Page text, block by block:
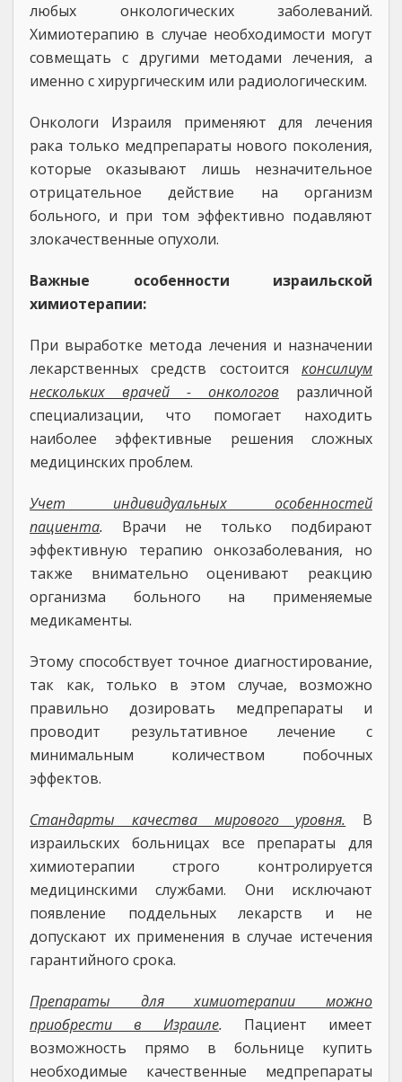
любых онкологических заболеваний.
Химиотерапию в случае необходимости могут
совмещать с другими методами лечения, а
именно с хирургическим или радиологическим.
Онкологи Израиля применяют для лечения
рака только медпрепараты нового поколения,
которые оказывают лишь незначительное
отрицательное действие на организм
больного, и при том эффективно подавляют
злокачественные опухоли.
Важные особенности израильской
химиотерапии:
При выработке метода лечения и назначении
лекарственных средств состоится консилиум
нескольких врачей - онкологов различной
специализации, что помогает находить
наиболее эффективные решения сложных
медицинских проблем.
Учет индивидуальных особенностей
пациента. Врачи не только подбирают
эффективную терапию онкозаболевания, но
также внимательно оценивают реакцию
организма больного на применяемые
медикаменты.
Этому способствует точное диагностирование,
так как, только в этом случае, возможно
правильно дозировать медпрепараты и
проводит результативное лечение с
минимальным количеством побочных
эффектов.
Стандарты качества мирового уровня.
В
израильских больницах все препараты для
химиотерапии строго контролируется
медицинскими службами. Они исключают
появление поддельных лекарств и не
допускают их применения в случае истечения
гарантийного срока.
Препараты для химиотерапии можно
приобрести в Израиле. Пациент имеет
возможность прямо в больнице купить
необходимые качественные медпрепараты